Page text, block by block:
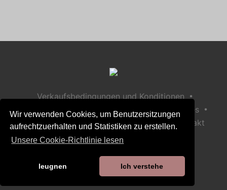
Wir verwenden Cookies, um Benutzersitzungen
aufrechtzuerhalten und Statistiken zu erstellen.
Unsere Cookie-Richtlinie lesen
leugnen Ich verstehe
Verkaufsbedingungen und Konditionen •
Datenschutzerklärung Richtlinie zu Cookies •
Richtlinie zur Kindersicherheit Hilfe / Kontakt